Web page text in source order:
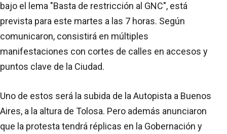
bajo el lema "Basta de restricción al GNC", está
prevista para este martes a las 7 horas. Según
comunicaron, consistirá en múltiples
manifestaciones con cortes de calles en accesos y
puntos clave de la Ciudad.
Uno de estos será la subida de la Autopista a Buenos
Aires, a la altura de Tolosa. Pero además anunciaron
que la protesta tendrá réplicas en la Gobernación y